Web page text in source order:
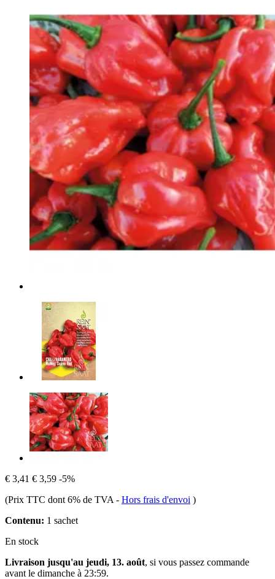
€ 3,41 € 3,59 -5%
(Prix TTC dont 6% de TVA - Hors frais d'envoi )
Contenu: 1 sachet
En stock
Livraison jusqu'au jeudi, 13. août, si vous passez commande
avant le dimanche à 23:59.